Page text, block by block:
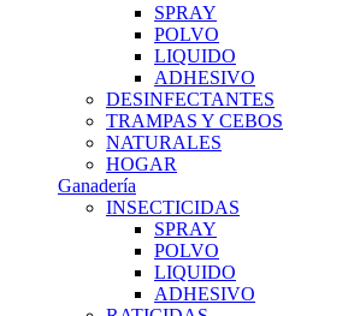
SPRAY
POLVO
LIQUIDO
ADHESIVO
DESINFECTANTES
TRAMPAS Y CEBOS
NATURALES
HOGAR
Ganadería
INSECTICIDAS
SPRAY
POLVO
LIQUIDO
ADHESIVO